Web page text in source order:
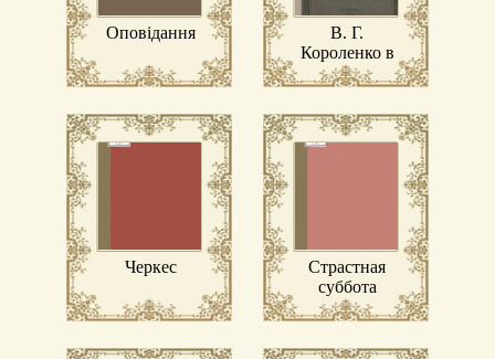
Оповідання
В. Г.
Короленко в
его письмах
Черкес
Страстная
суббота